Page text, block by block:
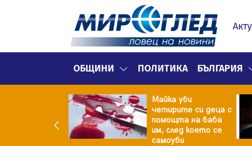
ОБЩИНИ ПОЛИТИКА БЪЛГАРИЯ
и полово
Майка уби
четирите си деца с
помощта на баба
им, след което се
самоуби